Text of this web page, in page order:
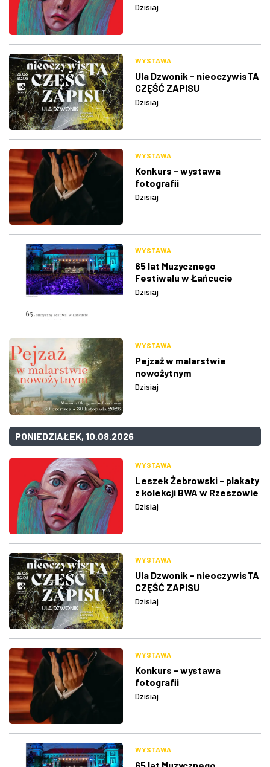
Dzisiaj
WYSTAWA
Ula Dzwonik - nieoczywisTA
CZĘŚĆ ZAPISU
Dzisiaj
WYSTAWA
Konkurs - wystawa
fotografii
Dzisiaj
WYSTAWA
65 lat Muzycznego
Festiwalu w Łańcucie
Dzisiaj
WYSTAWA
Pejzaż w malarstwie
nowożytnym
Dzisiaj
PONIEDZIAŁEK, 10.08.2026
WYSTAWA
Leszek Żebrowski - plakaty
z kolekcji BWA w Rzeszowie
Dzisiaj
WYSTAWA
Ula Dzwonik - nieoczywisTA
CZĘŚĆ ZAPISU
Dzisiaj
WYSTAWA
Konkurs - wystawa
fotografii
Dzisiaj
WYSTAWA